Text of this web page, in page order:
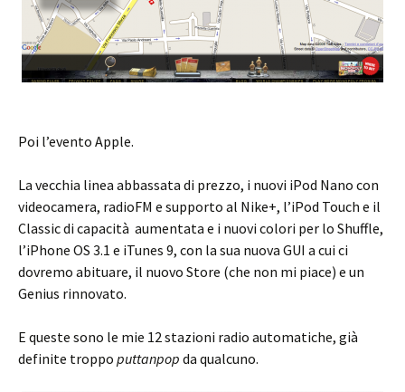
Poi l’evento Apple.
La vecchia linea abbassata di prezzo, i nuovi iPod Nano con
videocamera, radioFM e supporto al Nike+, l’iPod Touch e il
Classic di capacità aumentata e i nuovi colori per lo Shuffle,
l’iPhone OS 3.1 e iTunes 9, con la sua nuova GUI a cui ci
dovremo abituare, il nuovo Store (che non mi piace) e un
Genius rinnovato.
E queste sono le mie 12 stazioni radio automatiche, già
definite troppo puttanpop da qualcuno.